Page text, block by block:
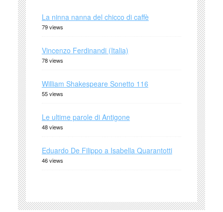
La ninna nanna del chicco di caffè
79 views
Vincenzo Ferdinandi (Italia)
78 views
William Shakespeare Sonetto 116
55 views
Le ultime parole di Antigone
48 views
Eduardo De Filippo a Isabella Quarantotti
46 views